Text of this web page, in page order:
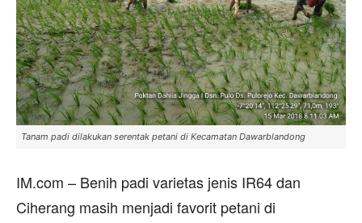
Tanam padi dilakukan serentak petani di Kecamatan Dawarblandong
IM.com – Benih padi varietas jenis IR64 dan
Ciherang masih menjadi favorit petani di